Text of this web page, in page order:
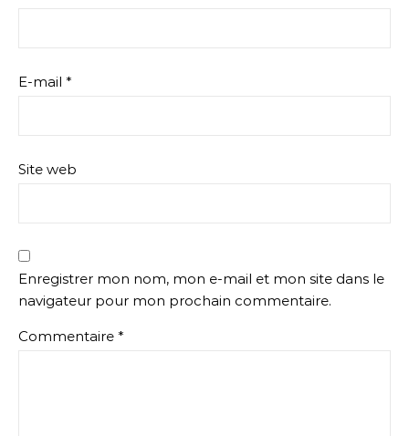
E-mail *
Site web
Enregistrer mon nom, mon e-mail et mon site dans le
navigateur pour mon prochain commentaire.
Commentaire *